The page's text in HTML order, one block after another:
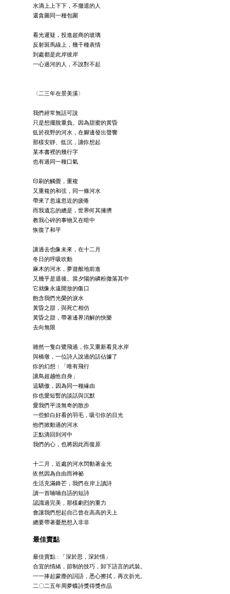
水滴上上下下，不撤退的人
還貪圖同一種包圍
看光遲疑，投進超商的玻璃
反射斑馬線上，幾千種表情
到處都是此岸彼岸
一心過河的人，不說對不起
〈二三年在景美溪〉
我們經常無話可說
只是想擺脫重負。因為甜蜜的黃昏
低於視野的河水，在腳邊發出聲響
那樣安靜、低沉，讓你想起
某本書裡的幾行字
也有過同一種口氣
印刷的觸覺，重複
又重複的和弦，同一條河水
帶來了忽遠忽近的疲倦
而我遺忘的總是，世界何其擁擠
教我心碎的事物又在暗中
恢復了和平
讓過去也像未來，在十二月
冬日的呼吸吹動
麻木的河水，夢遊般地前進
又幾乎是退後。當夕陽的磷粉撒落其中
它就像永遠開放的傷口
飽含我們光榮的淚水
黃昏之甜，與死亡相仿
黃昏之甜，帶著邊界消解的快樂
去向無限
雖然一隻白鷺飛過，你又重新看見水岸
與橋墩，一位詩人說過的話佔據了
你的幻想：「唯有飛行
讓鳥超越他自身」
這驕傲，因為同一種緣由
你也愛短暫的談話與沉默
愛我們平淡無奇的散步
一些鮮白好看的羽毛，吸引你的目光
他們掀動過的河水
正點滴回到河中
我們的心，也將因此而復原
十二月，近處的河水閃動著金光
依然因為自由而神祕
生活充滿鋒芒，我們在岸上讀詩
讀一首喃喃自語的短詩
認識過完美，那樣劇烈的重力
會讓我們想起自己曾在高高的天上
總要帶著憂愁想入非非
最佳賣點
最佳賣點 : 「深於思，深於情」
合宜的情緒，節制的技巧，卸下語言的武裝。
一一捧起蒙塵的詞語，悉心擦拭，再次折光。
二〇二五年周夢蝶詩獎得獎作品